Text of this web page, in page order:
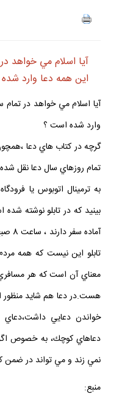
آيا اسلام مي خواهد
اين همه دعا وارد
آيا اسلام مي خواهد در
وارد شده است ؟
گرچه در كتاب هاي دعا
تمام روزهاي سال دعا نقل
به ترمينال اتوبوس يا
بينيد كه در تابلو نوشته
تابلو اين نيست كه همه
معناي آن است كه هر
هست.در دعا هم شايد
خواندن دعايي
دعاهاي كوچك، به خصوص اگر
نمي زند و مي تواند در ضمن
منبع: